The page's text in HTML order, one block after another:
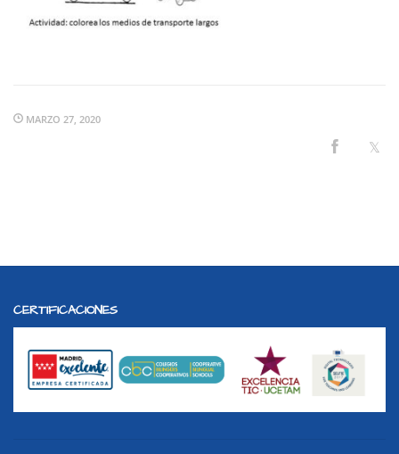
MARZO 27, 2020
CERTIFICACIONES